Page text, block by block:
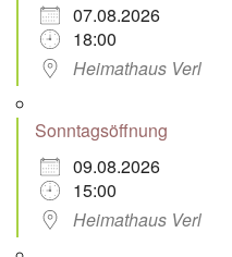
07.08.2026
18:00
Heimathaus Verl
Sonntagsöffnung
09.08.2026
15:00
Heimathaus Verl